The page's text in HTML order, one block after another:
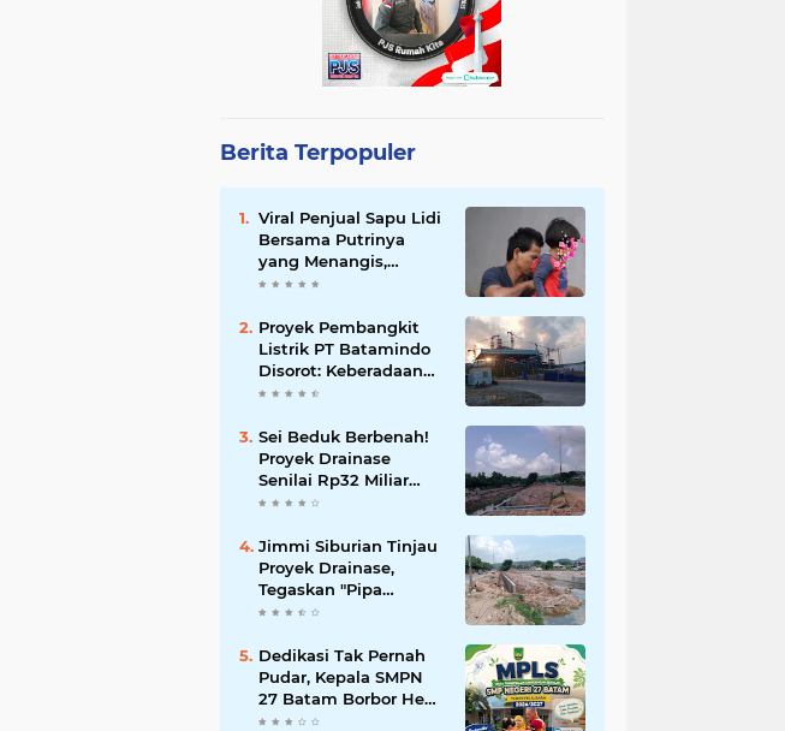
Berita Terpopuler
Viral Penjual Sapu Lidi
Bersama Putrinya
yang Menangis,
Tamparan Keras di
Korupsi
Proyek Pembangkit
Listrik PT Batamindo
Disorot: Keberadaan
TKA Tiongkok dan
Wartawan Jadi
Perhatian
Sei Beduk Berbenah!
Proyek Drainase
Senilai Rp32 Miliar
Diharapkan Jadi Solusi
Jimmi Siburian Tinjau
Proyek Drainase,
Tegaskan "Pipa
Misterius" Tak Boleh
Pembangunan di Sei
Beduk
Dedikasi Tak Pernah
Pudar, Kepala SMPN
27 Batam Borbor Hehe
Tua Pasaribu Tuai